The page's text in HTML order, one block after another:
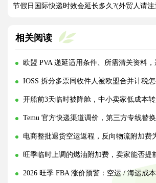
节假日国际快递时效会延长多久?(外贸人请注
相关阅读
欧盟 PVA 递延适用条件、所需清关资料，递延是免税吗
IOSS 拆分多票同收件人被欧盟合并计税怎么规避?(国
开船前3天临时被降舱，中小卖家低成本转舱的备用渠道筛选标
Temu 官方快递渠道调价，第三方专线替换选型避坑细节（
电商整批退货空运返程，反向物流附加费为何远高于正向出货
旺季临时上调的燃油附加费，卖家能否提前预判并规避（跨
2026 旺季 FBA 涨价预警：空运 / 海运成本涨幅与应对方案